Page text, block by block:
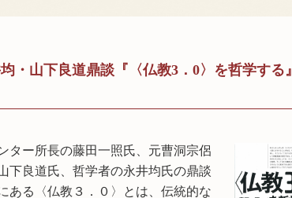
・山下良道鼎談『〈仏教3．0〉を哲学する』
ター所長の藤田一照氏、元曹洞宗侶
下良道氏、哲学者の永井均氏の鼎談
ある〈仏教３．０〉とは、伝統的な